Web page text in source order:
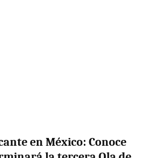
en México: Conoce